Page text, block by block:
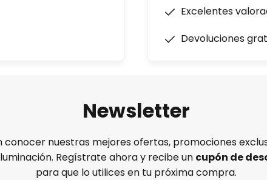
Excelentes
Devoluciones
Newsletter
conocer nuestras mejores ofertas, promociones
Regístrate ahora y recibe un cupón de
para que lo utilices en tu próxima compra.